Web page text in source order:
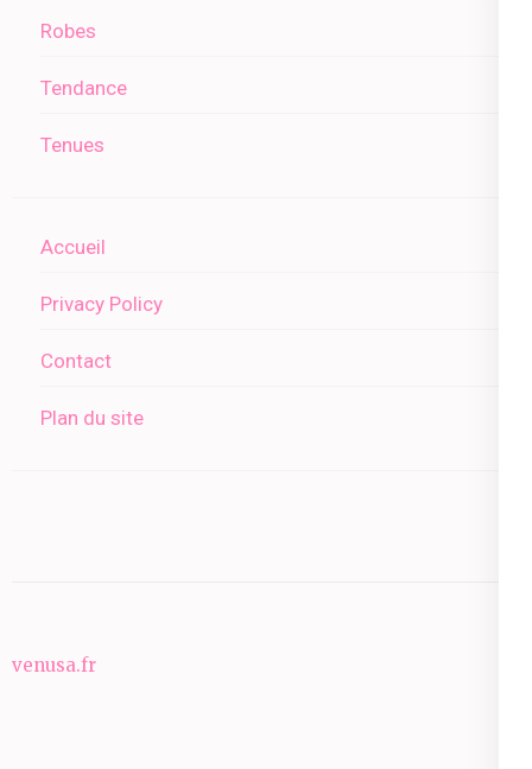
Robes
Tendance
Tenues
Accueil
Privacy Policy
Contact
Plan du site
venusa.fr